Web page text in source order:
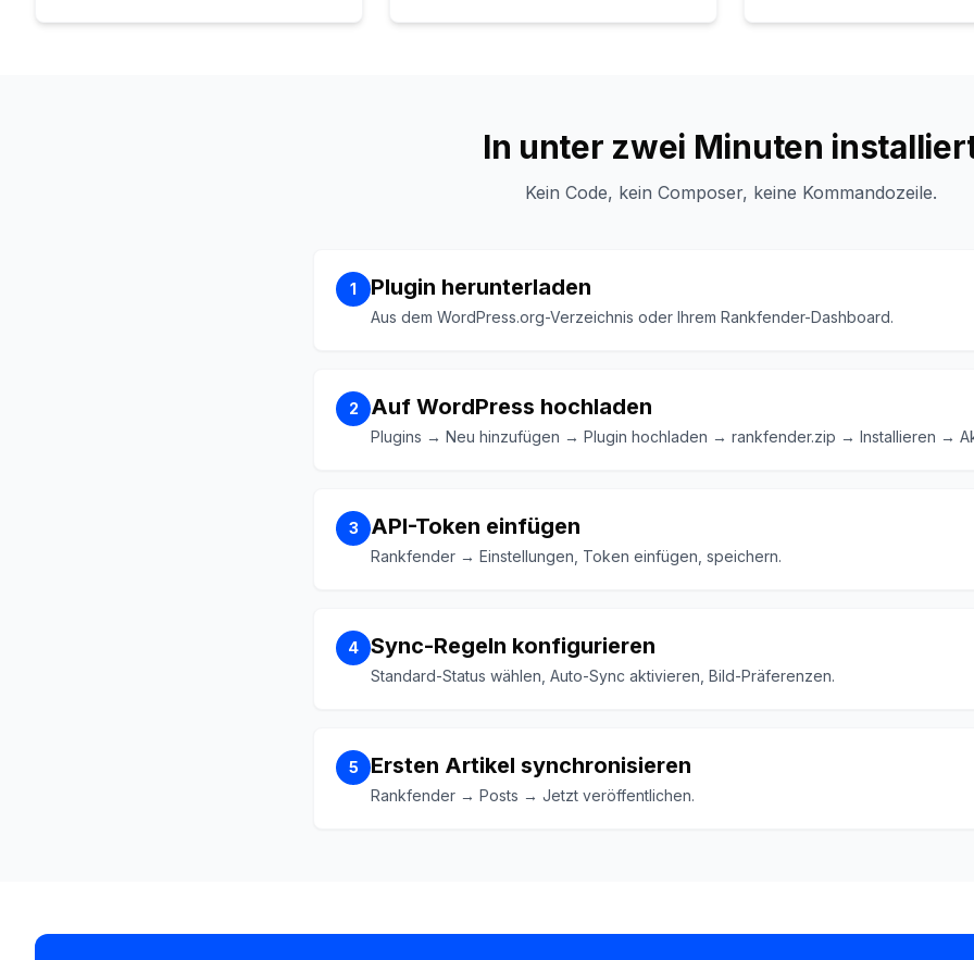
In unter zwei Minuten
Kein Code, kein Composer, keine Kommandozeile.
1 Plugin herunterladen
Aus dem WordPress.org-Verzeichnis oder Ihrem Rankfender-Dashboard.
2 Auf WordPress hochladen
Plugins → Neu hinzufügen → Plugin hochladen → rankfender.zip → Installieren →
3 API-Token einfügen
Rankfender → Einstellungen, Token einfügen, speichern.
4 Sync-Regeln konfigurieren
Standard-Status wählen, Auto-Sync aktivieren, Bild-Präferenzen.
5 Ersten Artikel synchronisieren
Rankfender → Posts → Jetzt veröffentlichen.